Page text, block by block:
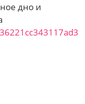
дно и